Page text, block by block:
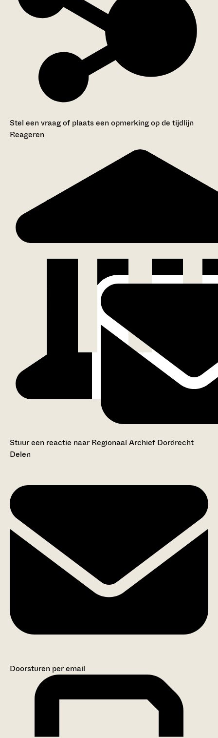
Stel een vraag of plaats een opmerking op de tijdlijn
Reageren
Stuur een reactie naar Regionaal Archief Dordrecht
Delen
Doorsturen per email